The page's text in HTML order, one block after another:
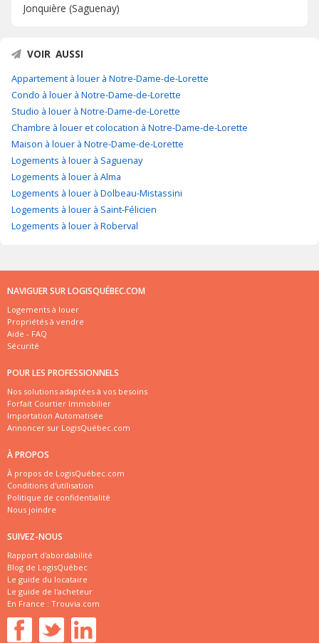
Jonquière (Saguenay)
VOIR AUSSI
Appartement à louer à Notre-Dame-de-Lorette
Condo à louer à Notre-Dame-de-Lorette
Studio à louer à Notre-Dame-de-Lorette
Chambre à louer et colocation à Notre-Dame-de-Lorette
Maison à louer à Notre-Dame-de-Lorette
Logements à louer à Saguenay
Logements à louer à Alma
Logements à louer à Dolbeau-Mistassini
Logements à louer à Saint-Félicien
Logements à louer à Roberval
NAVIGUER SUR LOGISQUÉBEC.COM
Logements à louer
Propriétés à vendre
Aide - FAQ
Sécurité
POUR LES PROFESSIONNELS
Nos solutions adaptées à vos besoins
Forfait Courtier Immobilier
Importation Automatisée
Annoncer sur LogisQuébec.com
À PROPOS
À propos de LogisQuébec.com
Conditions d'utilisation
Politique de confidentialité
Nous joindre
SUIVEZ-NOUS
Rapport d'abordabilité
Blog de LogisQuébec
Le guide du locataire
Le guide de l'acheteur
En France : Trouvia.com